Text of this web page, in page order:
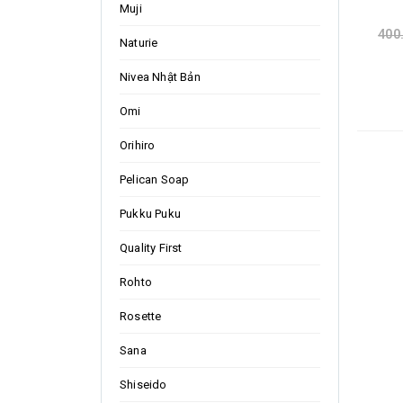
Muji
Naturie
Nivea Nhật Bản
Omi
Orihiro
Pelican Soap
Pukku Puku
Quality First
Rohto
Rosette
Sana
Shiseido